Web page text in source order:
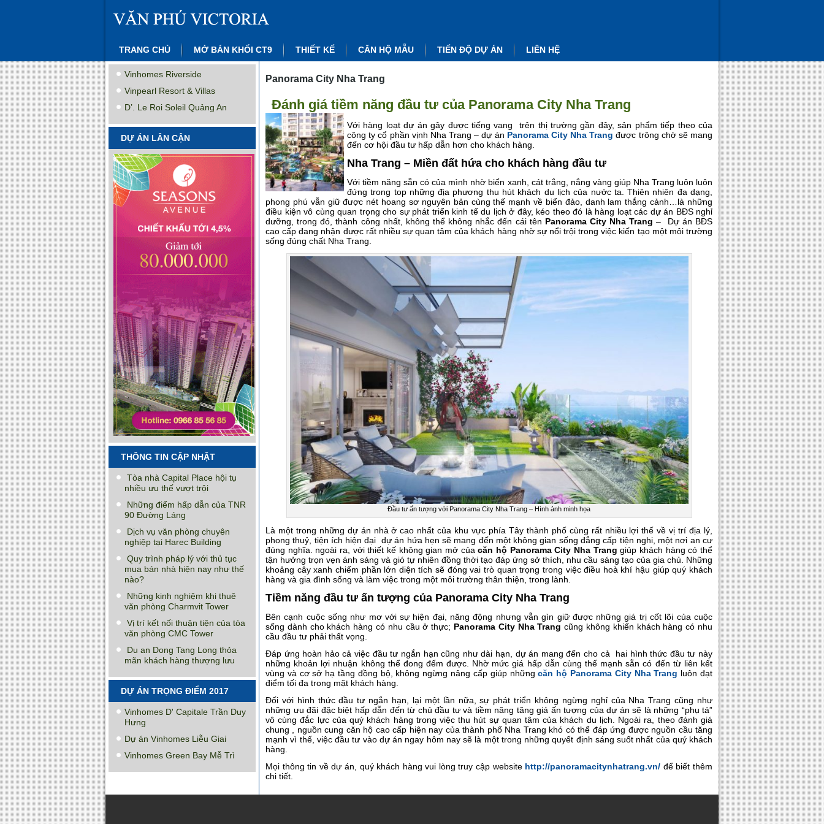
TRANG CHỦ MỞ BÁN KHỐI CT9 THIẾT KẾ CĂN HỘ MẪU TIẾN ĐỘ DỰ ÁN LIÊN HỆ
Vinhomes Riverside
Vinpearl Resort & Villas
D’. Le Roi Soleil Quảng An
DỰ ÁN LÂN CẬN
THÔNG TIN CẬP NHẬT
Tòa nhà Capital Place hội tụ
nhiều ưu thế vượt trội
Những điểm hấp dẫn của TNR
90 Đường Láng
Dịch vụ văn phòng chuyên
nghiệp tại Harec Building
Quy trình pháp lý với thủ tục
mua bán nhà hiện nay như thế
nào?
Những kinh nghiệm khi thuê
văn phòng Charmvit Tower
Vị trí kết nối thuận tiện của tòa
văn phòng CMC Tower
Du an Dong Tang Long thỏa
mãn khách hàng thượng lưu
DỰ ÁN TRỌNG ĐIỂM 2017
Vinhomes D' Capitale Trần Duy
Hưng
Dự án Vinhomes Liễu Giai
Vinhomes Green Bay Mễ Trì
Panorama City Nha Trang
Đánh giá tiềm năng đầu tư của Panorama City Nha Trang
Với hàng loạt dự án gây được tiếng vang trên thị trường gần đây, sản phẩm tiếp theo của
công ty cổ phần vịnh Nha Trang – dự án Panorama City Nha Trang được trông chờ sẽ mang
đến cơ hội đầu tư hấp dẫn hơn cho khách hàng.
Nha Trang – Miền đất hứa cho khách hàng đầu tư
Với tiềm năng sẵn có của mình nhờ biển xanh, cát trắng, nắng vàng giúp Nha Trang luôn luôn
đứng trong top những địa phương thu hút khách du lịch của nước ta. Thiên nhiên đa dạng,
phong phú vẫn giữ được nét hoang sơ nguyên bản cùng thế mạnh về biển đảo, danh lam thắng cảnh…là những
điều kiện vô cùng quan trọng cho sự phát triển kinh tế du lịch ở đây, kéo theo đó là hàng loạt các dự án BĐS nghỉ
dưỡng, trong đó, thành công nhất, không thể không nhắc đến cái tên Panorama City Nha Trang – Dự án BĐS
cao cấp đang nhận được rất nhiều sự quan tâm của khách hàng nhờ sự nổi trội trong việc kiến tạo một môi trường
sống đúng chất Nha Trang.
Đầu tư ấn tượng với Panorama City Nha Trang – Hình ảnh minh họa
Là một trong những dự án nhà ở cao nhất của khu vực phía Tây thành phố cùng rất nhiều lợi thế về vị trí địa lý,
phong thuỷ, tiện ích hiện đại dự án hứa hẹn sẽ mang đến một không gian sống đẳng cấp tiện nghi, một nơi an cư
đúng nghĩa. ngoài ra, với thiết kế không gian mở củacăn hộ Panorama City Nha Tranggiúp khách hàng có thể
tận hưởng trọn vẹn ánh sáng và gió tự nhiên đồng thời tạo đáp ứng sở thích, nhu cầu sáng tạo của gia chủ. Những
khoảng cây xanh chiếm phần lớn diện tích sẽ đóng vai trò quan trọng trong việc điều hoà khí hậu giúp quý khách
hàng và gia đình sống và làm việc trong một môi trường thân thiện, trong lành.
Tiềm năng đầu tư ấn tượng của Panorama City Nha Trang
Bên cạnh cuộc sống như mơ với sự hiện đại, năng động nhưng vẫn gìn giữ được những giá trị cốt lõi của cuộc
sống dành cho khách hàng có nhu cầu ở thực; Panorama City Nha Trang cũng không khiến khách hàng có nhu
cầu đầu tư phải thất vọng.
Đáp ứng hoàn hảo cả việc đầu tư ngắn hạn cũng như dài hạn, dự án mang đến cho cả hai hình thức đầu tư này
những khoản lợi nhuận không thể đong đếm được. Nhờ mức giá hấp dẫn cùng thế mạnh sẵn có đến từ liên kết
vùng và cơ sở hạ tầng đồng bộ, không ngừng nâng cấp giúp nhữngcăn hộ Panorama City Nha Trang luôn đạt
điểm tối đa trong mặt khách hàng.
Đối với hình thức đầu tư ngắn hạn, lại một lần nữa, sự phát triển không ngừng nghỉ của Nha Trang cũng như
những ưu đãi đặc biệt hấp dẫn đến từ chủ đầu tư và tiềm năng tăng giá ấn tượng của dự án sẽ là những “phụ tá”
vô cùng đắc lực của quý khách hàng trong việc thu hút sự quan tâm của khách du lịch. Ngoài ra, theo đánh giá
chung , nguồn cung căn hộ cao cấp hiện nay của thành phố Nha Trang khó có thể đáp ứng được nguồn cầu tăng
mạnh vì thế, việc đầu tư vào dự án ngay hôm nay sẽ là một trong những quyết định sáng suốt nhất của quý khách
hàng.
Mọi thông tin về dự án, quý khách hàng vui lòng truy cập website http://panoramacitynhatrang.vn/ để biết thêm
chi tiết.